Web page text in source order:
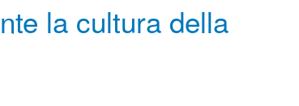
la cultura della